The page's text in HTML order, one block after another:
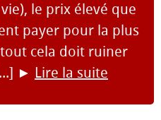
le prix élevé que
payer pour la plus
cela doit ruiner
► Lire la suite